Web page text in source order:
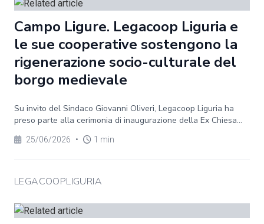
Campo Ligure. Legacoop Liguria e
le sue cooperative sostengono la
rigenerazione socio-culturale del
borgo medievale
Su invito del Sindaco Giovanni Oliveri, Legacoop Liguria ha
preso parte alla cerimonia di inaugurazione della Ex Chiesa...
25/06/2026 • 1 min
LEGACOOPLIGURIA